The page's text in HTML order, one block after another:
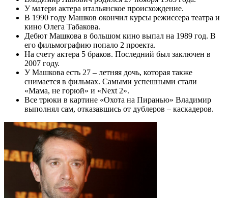
У матери актера итальянское происхождение.
В 1990 году Машков окончил курсы режиссера театра и
кино Олега Табакова.
Дебют Машкова в большом кино выпал на 1989 год. В
его фильмографию попало 2 проекта.
На счету актера 5 браков. Последний был заключен в
2007 году.
У Машкова есть 27 – летняя дочь, которая также
снимается в фильмах. Самыми успешными стали
«Мама, не горюй» и «Next 2».
Все трюки в картине «Охота на Пиранью» Владимир
выполнял сам, отказавшись от дублеров – каскадеров.